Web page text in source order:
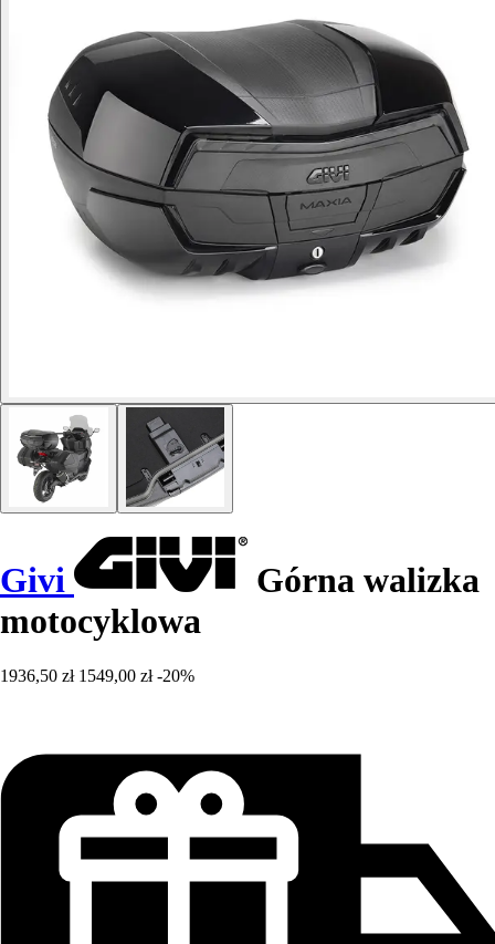
Givi
Górna walizka
motocyklowa
1936,50 zł 1549,00 zł -20%